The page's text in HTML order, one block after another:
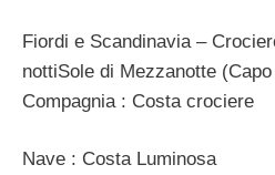
Fiordi e Scandinavia –
nottiSole di Mezzanotte
Compagnia : Costa crociere
Nave : Costa Luminosa